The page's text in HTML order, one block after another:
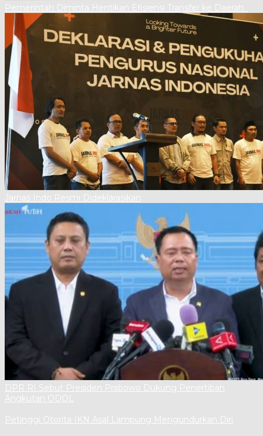
Pemerintah Diminta Hentikan Efisiensi Transfer ke Daerah
Jarnas Indo Resmi Dideklarasikan
DPR RI Sebut Presiden Prabowo Dukung Penertiban
Angkutan ODOL
Petinggi Otorita IKN Asal Lampung Mengundurkan Diri